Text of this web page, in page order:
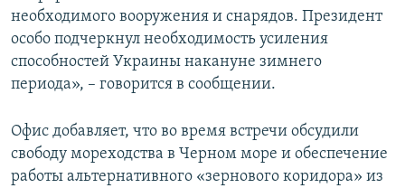
необходимого вооружения и снарядов. Президент
особо подчеркнул необходимость усиления
способностей Украины накануне зимнего
периода», – говорится в сообщении.
Офис добавляет, что во время встречи обсудили
свободу мореходства в Черном море и обеспечение
работы альтернативного «зернового коридора» из